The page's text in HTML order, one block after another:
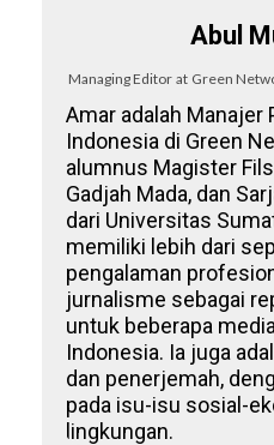
Abul
Managing Editor at Green
Amar adalah Manajer
Indonesia di Green
alumnus Magister
Gadjah Mada, dan
dari Universitas
memiliki lebih dari
pengalaman
jurnalisme sebagai
untuk beberapa
Indonesia. Ia juga
dan penerjemah,
pada isu-isu sosial-
lingkungan.